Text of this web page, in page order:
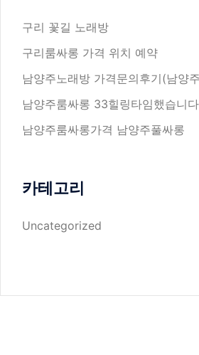
구리 꽃길 노래방
구리룸싸롱 가격 위치 예약
남양주노래방 가격문의후기(남양
남양주룸싸롱 33힐링타임했습니
남양주룸싸롱가격 남양주풀싸롱
카테고리
Uncategorized